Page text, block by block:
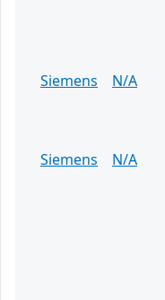
Siemens
N/A
Siemens
N/A